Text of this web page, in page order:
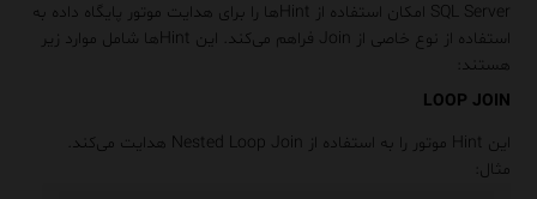
SQL Server امکان استفاده از Hint‌ها را برای هدایت موتور پایگاه داده به
استفاده از نوع خاصی از Join فراهم می‌کند. این Hint‌ها شامل موارد زیر
هستند:
LOOP JOIN
این Hint موتور را به استفاده از
Nested Loop Join هدایت می‌کند.
مثال